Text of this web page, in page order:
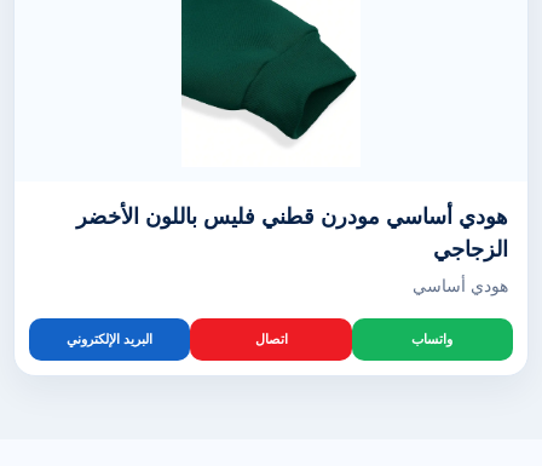
هودي أساسي مودرن قطني فليس باللون الأخضر
الزجاجي
هودي أساسي
واتساب اتصال البريد الإلكتروني